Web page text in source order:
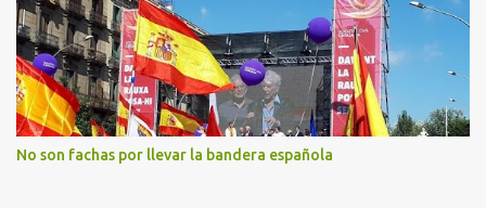
No son fachas por llevar la bandera española